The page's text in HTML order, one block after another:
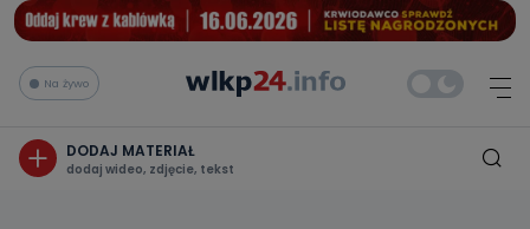
Na żywo
DODAJ MATERIAŁ
dodaj wideo, zdjęcie, tekst